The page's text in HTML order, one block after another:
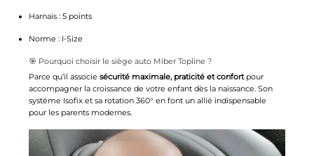
Harnais : 5 points
Norme : I-Size
🎯 Pourquoi choisir le siège auto Miber Topline ?
Parce qu’il associe sécurité maximale, praticité et confortpour
accompagner la croissance de votre enfant dès la naissance. Son
système Isofix et sa rotation 360° en font un allié indispensable
pour les parents modernes.